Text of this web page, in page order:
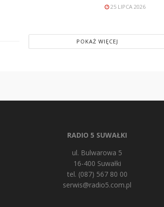
25 LIPCA 2026
POKAŻ WIĘCEJ
RADIO 5 SUWAŁKI
ul. Bulwarowa 5
16-400 Suwałki
tel. (087) 567 80 00
serwis@radio5.com.pl